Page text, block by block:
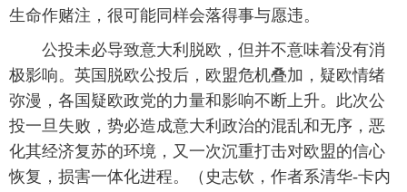
生命作赌注，很可能同样会落得事与愿违。
公投未必导致意大利脱欧，但并不意味着没有消
极影响。英国脱欧公投后，欧盟危机叠加，疑欧情绪
弥漫，各国疑欧政党的力量和影响不断上升。此次公
投一旦失败，势必造成意大利政治的混乱和无序，恶
化其经济复苏的环境，又一次沉重打击对欧盟的信心
恢复，损害一体化进程。（史志钦，作者系清华-卡内